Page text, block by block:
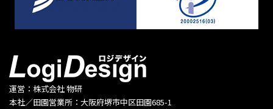
運営：株式会社 物研
本社／田園営業所：大阪府堺市中区田園685-1